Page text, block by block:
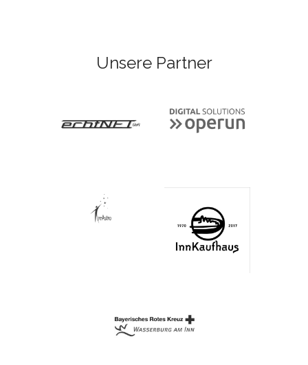
Unsere Partner